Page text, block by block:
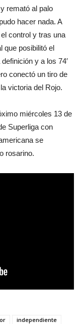
remató al palo
hacer nada. A
control y tras una
que posibilitó el
y a los 74′
conectó un tiro de
victoria del Rojo.
miércoles 13 de
Superliga con
se
rosarino.
independiente